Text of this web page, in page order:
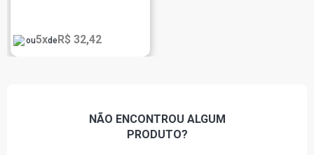
ou5xdeR$ 32,42
NÃO ENCONTROU ALGUM
PRODUTO?